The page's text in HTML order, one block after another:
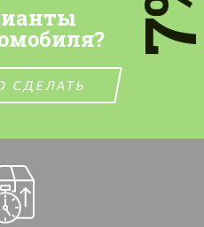
СДЕЛАТЬ
СО МНОЙ
вашем языке
СО МНОЙ
вашем языке